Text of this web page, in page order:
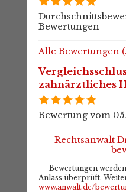
Bewertungen
Alle Bewertungen
zahnärztliches
Bewertung vom
Rechtsanwalt
Bewertungen
Anlass überprüft.
www.anwalt.de/